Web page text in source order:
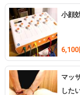
小顔
6,100
マッ
した